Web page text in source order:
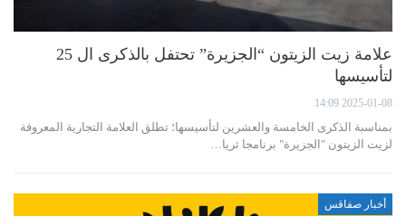
علامة زيت الزيتون “الجزيرة” تحتفل بالذكرى ال 25
لتأسيسها
2025-01-08 14:09
بمناسبة الذكرى الخامسة والعشرين لتأسيسها؛ تطلق العلامة التجارية المعروفة
لزيت الزيتون "الجزيرة" برنامجا ثريا…
أخبار صفاقس